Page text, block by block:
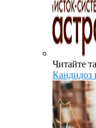
Читайте
Кандидоз